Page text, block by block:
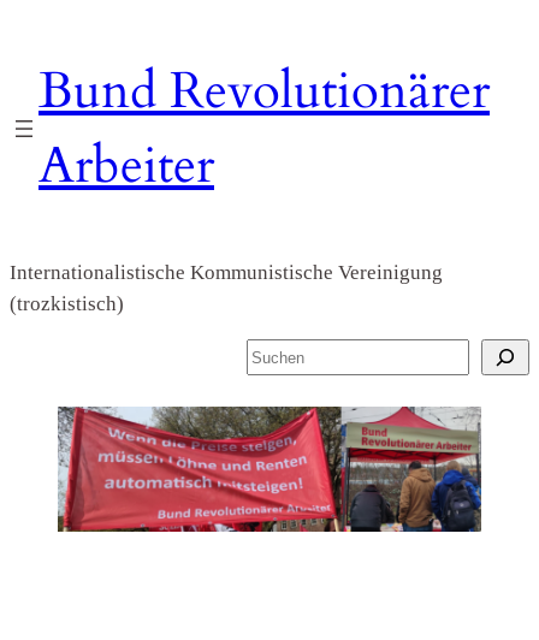
springen
Bund Revolutionärer
Arbeiter
Internationalistische Kommunistische Vereinigung
(trozkistisch)
S
c
h
e
n